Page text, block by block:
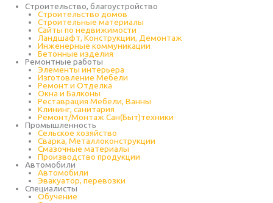
Строительство, благоустройство
Строительство домов
Строительные материалы
Сайты по недвижимости
Ландшафт, Конструкции, Демонтаж
Инженерные коммуникации
Бетонные изделия
Ремонтные работы
Элементы интерьера
Изготовление Мебели
Ремонт и Отделка
Окна и Балконы
Реставрация Мебели, Ванны
Клининг, санитария
Ремонт/Монтаж Сан(Быт)техники
Промышленность
Cельское хозяйство
Сварка, Металлоконструкции
Cмазочные материалы
Производство продукции
Автомобили
Автомобили
Эвакуатор, перевозки
Специалисты
Обучение